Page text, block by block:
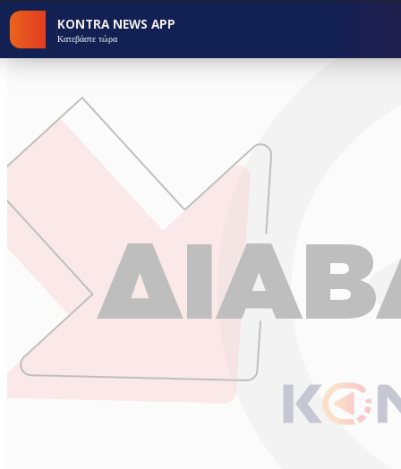
KONTRA NEWS APP
Κατεβάστε τώρα